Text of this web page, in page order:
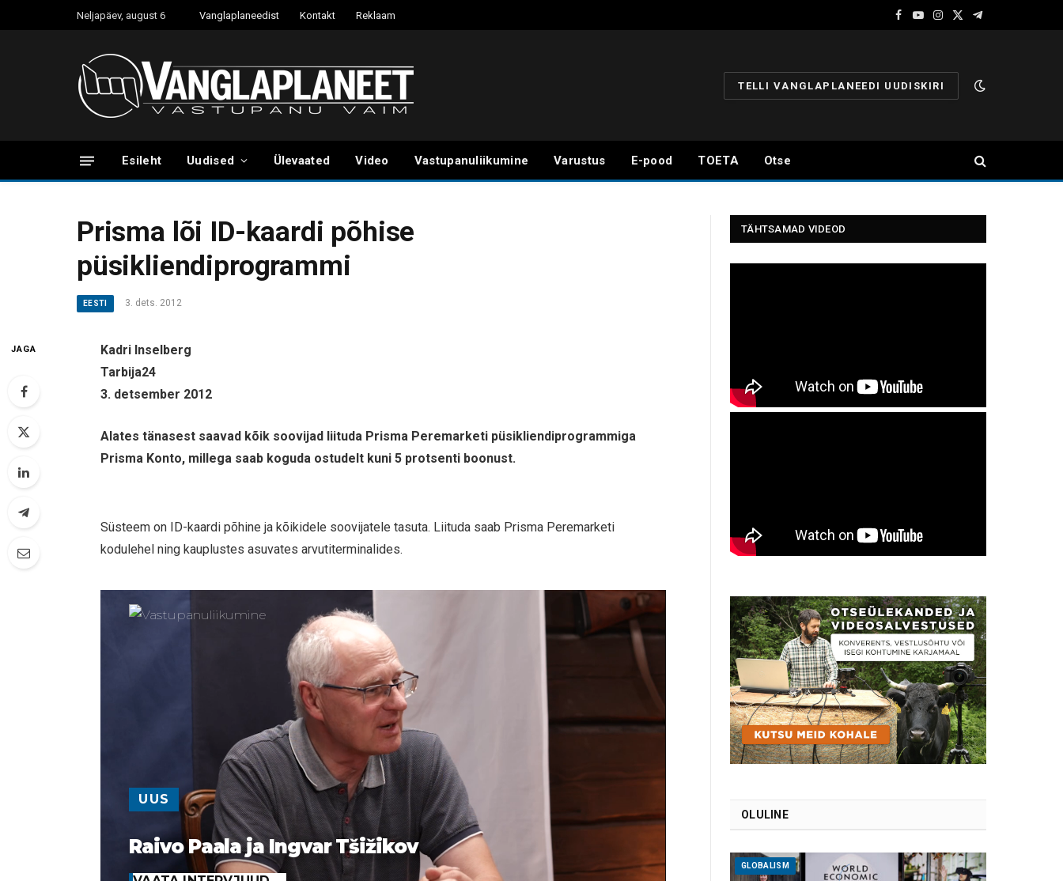
Neljapäev, august 6 Vanglaplaneedist Kontakt Reklaam
Facebook
YouTube
Instagram
X
Telegram
TELLI VANGLAPLANEEDI UUDISKIRI
Esileht Uudised Ülevaated Video Vastupanuliikumine Varustus E-pood TOETA Otse
Prisma lõi ID-kaardi põhise
püsikliendiprogrammi
EESTI 3. dets. 2012
JAGA
Kadri Inselberg
Tarbija24
3. detsember 2012
Alates tänasest saavad kõik soovijad liituda Prisma Peremarketi püsikliendiprogrammiga
Prisma Konto, millega saab koguda ostudelt kuni 5 protsenti boonust.
Süsteem on ID-kaardi põhine ja kõikidele soovijatele tasuta. Liituda saab Prisma Peremarketi
kodulehel ning kauplustes asuvates arvutiterminalides.
UUS
Raivo Paala ja Ingvar Tšižikov
TÄHTSAMAD VIDEOD
OLULINE
GLOBALISM